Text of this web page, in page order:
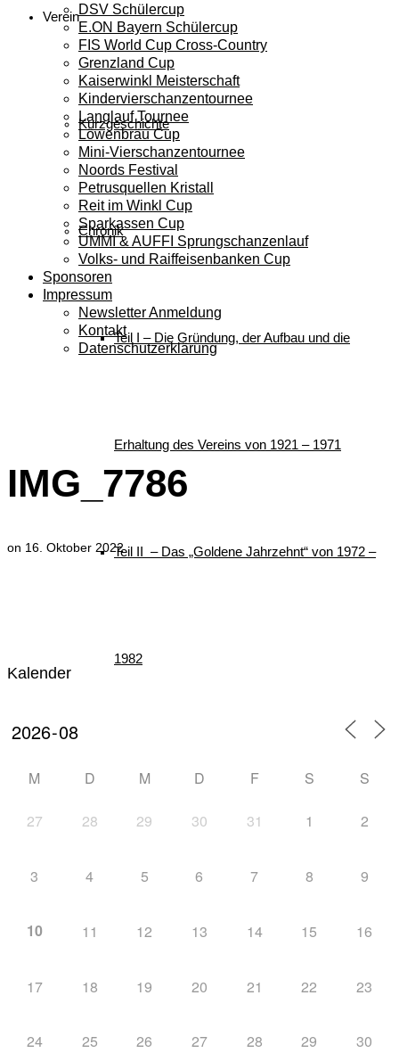
Verein
Kurzgeschichte
Chronik
Teil I – Die Gründung, der Aufbau und die
Erhaltung des Vereins von 1921 – 1971
Teil II – Das „Goldene Jahrzehnt“ von 1972 –
1982
von 1982 – 1996
Teil IV – Die nordische Skijugend der Welt zu
DSV Schülercup
E.ON Bayern Schülercup
FIS World Cup Cross-Country
Grenzland Cup
Kaiserwinkl Meisterschaft
Kindervierschanzentournee
Langlauf Tournee
Löwenbräu Cup
Mini-Vierschanzentournee
Noords Festival
Petrusquellen Kristall
Reit im Winkl Cup
Sparkassen Cup
UMMI & AUFFI Sprungschanzenlauf
Volks- und Raiffeisenbanken Cup
Sponsoren
Impressum
Newsletter Anmeldung
Kontakt
Datenschutzerklärung
IMG_7786
on 16. Oktober 2022
Kalender
M D M D F S S
27 28 29 30 31 1 2
3 4 5 6 7 8 9
10 11 12 13 14 15 16
17 18 19 20 21 22 23
24 25 26 27 28 29 30